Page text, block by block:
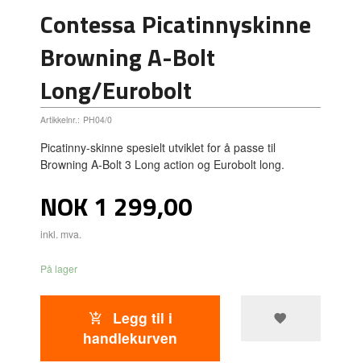
Contessa Picatinnyskinne
Browning A-Bolt
Long/Eurobolt
Artikkelnr.: PH04/0
Picatinny-skinne spesielt utviklet for å passe til
Browning A-Bolt 3 Long action og Eurobolt long.
Pris
NOK1 299,00
inkl. mva.
På lager
Legg til i
handlekurven